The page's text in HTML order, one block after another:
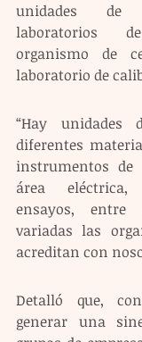
unidades de
laboratorios
organismo de
laboratorio de
“Hay unidades
diferentes
instrumentos de
área
ensayos,
variadas las
acreditan con
Detalló que,
generar una